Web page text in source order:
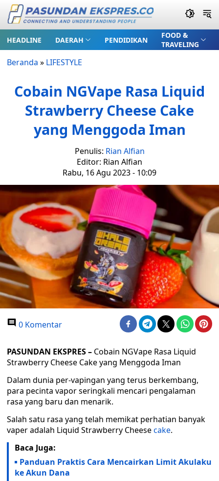
HEADLINE DAERAH PENDIDIKAN
FOOD &
TRAVELING
Beranda » LIFESTYLE
Cobain NGVape Rasa Liquid
Strawberry Cheese Cake
yang Menggoda Iman
Penulis: Rian Alfian
Editor: Rian Alfian
Rabu, 16 Agu 2023 - 10:09
0 Komentar
PASUNDAN EKSPRES – Cobain NGVape Rasa Liquid
Strawberry Cheese Cake yang Menggoda Iman
Dalam dunia per-vapingan yang terus berkembang,
para pecinta vapor seringkali mencari pengalaman
rasa yang baru dan menarik.
Salah satu rasa yang telah memikat perhatian banyak
vaper adalah Liquid Strawberry Cheesecake.
Baca Juga:
Panduan Praktis Cara Mencairkan Limit Akulaku
ke Akun Dana